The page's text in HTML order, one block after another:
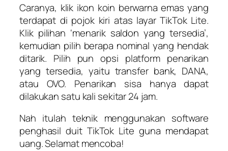
Caranya, klik ikon koin berwarna emas yang
terdapat di pojok kiri atas layar TikTok Lite.
Klik pilihan ‘menarik saldon yang tersedia’,
kemudian pilih berapa nominal yang hendak
ditarik. Pilih pun opsi platform penarikan
yang tersedia, yaitu transfer bank, DANA,
atau OVO. Penarikan sisa hanya dapat
dilakukan satu kali sekitar 24 jam.
Nah itulah teknik menggunakan software
penghasil duit TikTok Lite guna mendapat
uang. Selamat mencoba!